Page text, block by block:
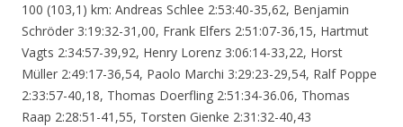
100 (103,1) km: Andreas Schlee 2:53:40-35,62, Benjamin
Schröder 3:19:32-31,00, Frank Elfers 2:51:07-36,15, Hartmut
Vagts 2:34:57-39,92, Henry Lorenz 3:06:14-33,22, Horst
Müller 2:49:17-36,54, Paolo Marchi 3:29:23-29,54, Ralf Poppe
2:33:57-40,18, Thomas Doerfling 2:51:34-36.06, Thomas
Raap 2:28:51-41,55, Torsten Gienke 2:31:32-40,43